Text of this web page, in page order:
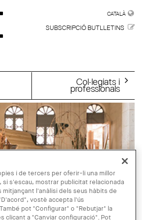
CATALÀ
SUBSCRIPCIÓ BUTLLETINS
Col·legiats i
professionals
i de tercers per oferir-li una millor
si s'escau, mostrar publicitat relacionada
l'anàlisi dels seus hàbits de
vostè accepta l'ús
pot "Configurar" o "Rebutjar" la
clicant a "Canviar configuració". Pot